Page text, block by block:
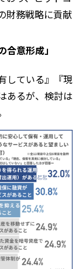
財務戦略に貢献
意形成」
している』『現
あるが、検討は